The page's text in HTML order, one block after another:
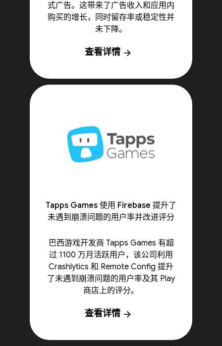
式广告。这带来了广告收入和应用内
购买的增长，同时留存率或稳定性并
未下降。
查看详情 arrow_forward
Tapps Games 使用 Firebase 提升了
未遇到崩溃问题的用户率并改进评分
巴西游戏开发商 Tapps Games 有超
过 1100 万月活跃用户，该公司利用
Crashlytics 和 Remote Config 提升
了未遇到崩溃问题的用户率及其 Play
商店上的评分。
查看详情 arrow_forward